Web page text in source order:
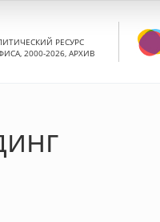
РЕСУРС
2000-2026, АРХИВ